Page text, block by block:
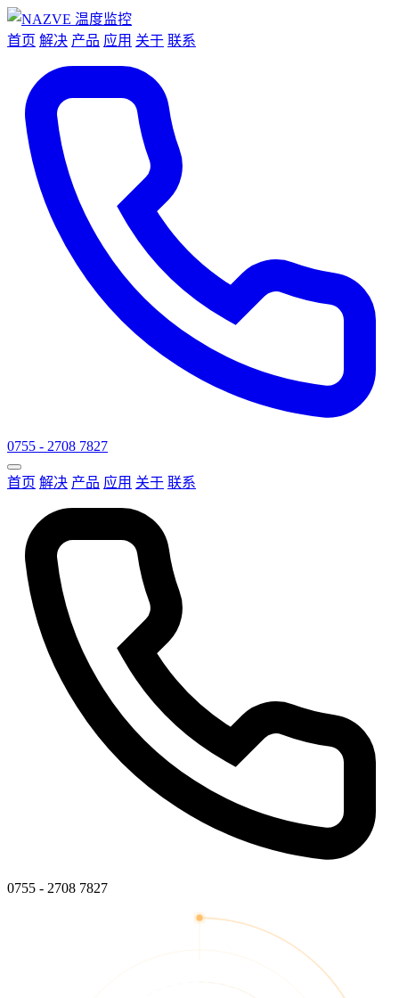
首页 解决 产品 应用 关于 联系
0755 - 2708 7827
首页 解决 产品 应用 关于 联系
0755 - 2708 7827